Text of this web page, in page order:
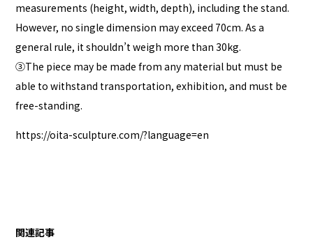
measurements (height, width, depth), including the stand.
However, no single dimension may exceed 70cm. As a
general rule, it shouldn’t weigh more than 30kg.
③The piece may be made from any material but must be
able to withstand transportation, exhibition, and must be
free-standing.
https://oita-sculpture.com/?language=en
関連記事